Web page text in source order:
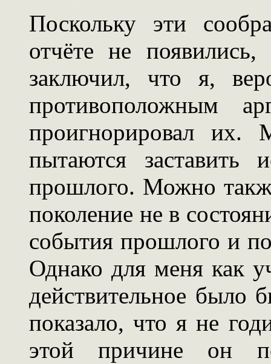
Поскольку эти
отчёте не
заключил, что я,
противоположным
проигнорировал их.
пытаются заставить
прошлого. Можно
поколение не в
события прошлого и
Однако для меня как
действительное было
показало, что я не
этой причине он